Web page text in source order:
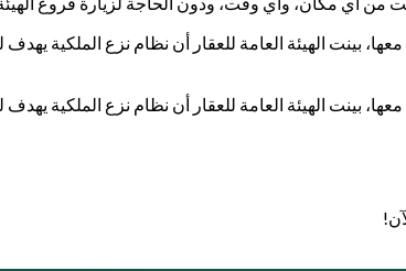
الذي نعايشه، واستناداً لرؤية المملكة 2030 وبما يتوافق معها، بينت الهيئة
الذي نعايشه، واستناداً لرؤية المملكة 2030 وبما يتوافق معها، بينت الهيئة